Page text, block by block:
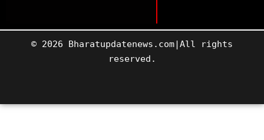
© 2026 Bharatupdatenews.com|All rights
reserved.